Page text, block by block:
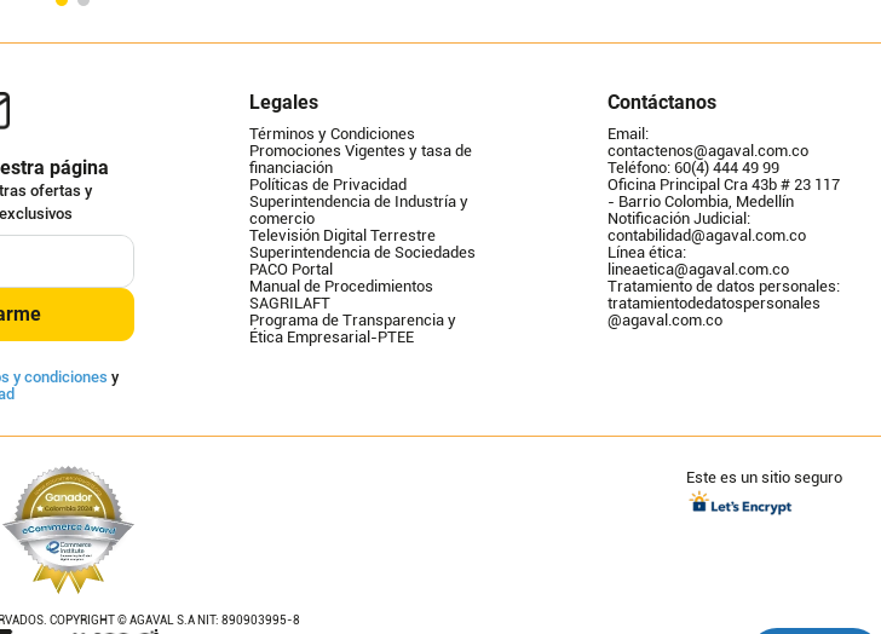
página
ofertas y
y condiciones y
Legales
Términos y Condiciones
Promociones Vigentes y tasa de
financiación
Políticas de Privacidad
Superintendencia de Industría y
comercio
Televisión Digital Terrestre
Superintendencia de Sociedades
PACO Portal
Manual de Procedimientos
SAGRILAFT
Programa de Transparencia y
Ética Empresarial-PTEE
Contáctanos
Email:
contactenos@agaval.com.co
Teléfono: 60(4) 444 49 99
Oficina Principal Cra 43b # 23 117
- Barrio Colombia, Medellín
Notificación Judicial:
contabilidad@agaval.com.co
Línea ética:
lineaetica@agaval.com.co
Tratamiento de datos personales:
tratamientodedatospersonales
@agaval.com.co
COPYRIGHT © AGAVAL S.A NIT: 890903995-8
Este es un sitio seguro